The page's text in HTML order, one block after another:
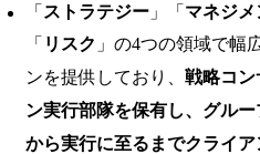
「 ストラテジー 」「 マネジメ
「 リスク 」の4つの領域で幅
ンを提供しており、 戦略コン
ン実行部隊を保有し、グル
から実行に至るまでクライ